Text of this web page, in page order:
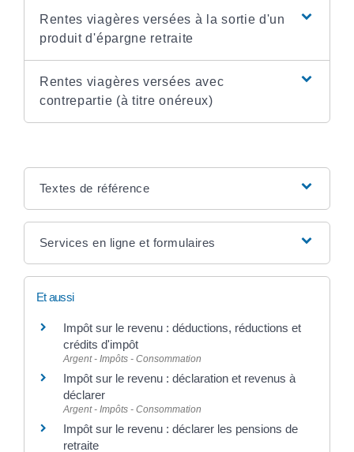
Rentes viagères versées à la sortie d'un
produit d'épargne retraite
Rentes viagères versées avec
contrepartie (à titre onéreux)
Textes de référence
Services en ligne et formulaires
Et aussi
Impôt sur le revenu : déductions, réductions et
crédits d'impôt
Argent - Impôts - Consommation
Impôt sur le revenu : déclaration et revenus à
déclarer
Argent - Impôts - Consommation
Impôt sur le revenu : déclarer les pensions de
retraite